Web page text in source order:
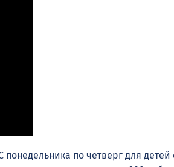
по четверг для детей